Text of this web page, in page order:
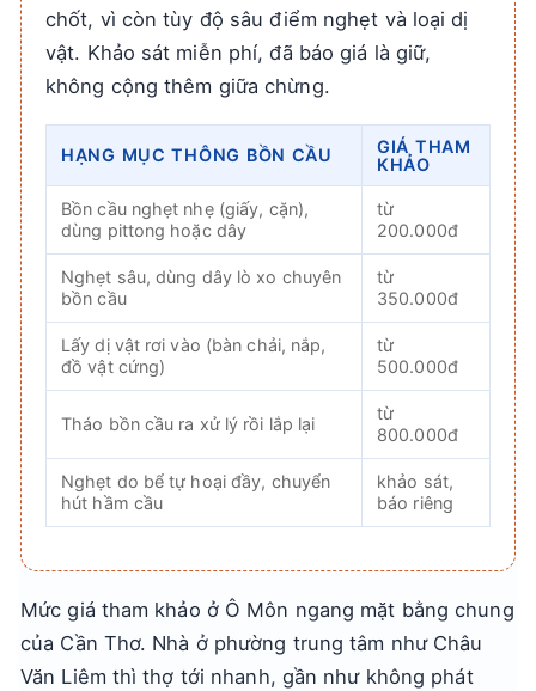
chốt, vì còn tùy độ sâu điểm nghẹt và loại dị
vật. Khảo sát miễn phí, đã báo giá là giữ,
không cộng thêm giữa chừng.
HẠNG MỤC THÔNG BỒN CẦU
GIÁ THAM
KHẢO
Bồn cầu nghẹt nhẹ (giấy, cặn),
dùng pittong hoặc dây
từ
200.000đ
Nghẹt sâu, dùng dây lò xo chuyên
bồn cầu
từ
350.000đ
Lấy dị vật rơi vào (bàn chải, nắp,
đồ vật cứng)
từ
500.000đ
Tháo bồn cầu ra xử lý rồi lắp lại
từ
800.000đ
Nghẹt do bể tự hoại đầy, chuyển
hút hầm cầu
khảo sát,
báo riêng
Mức giá tham khảo ở Ô Môn ngang mặt bằng chung
của Cần Thơ. Nhà ở phường trung tâm như Châu
Văn Liêm thì thợ tới nhanh, gần như không phát